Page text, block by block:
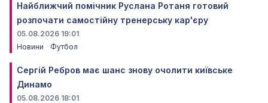
Найближчий помічник Руслана Ротаня готовий
розпочати самостійну тренерську кар'єру
05.08.2026 19:01
Новини
Футбол
Сергій Ребров має шанс знову очолити київське
Динамо
05.08.2026 18:01